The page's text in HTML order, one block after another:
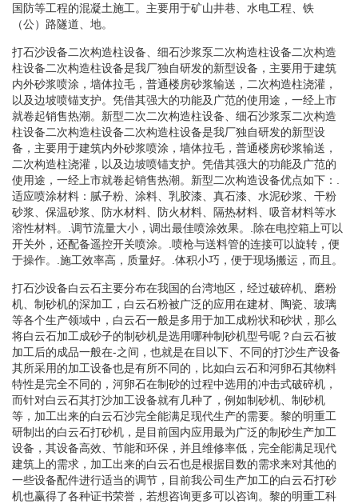
国防等工程的混凝土施工。主要用于矿山井巷、水电工程、铁
（公）路隧道、地。
打石沙设备二次构造柱设备、细石沙浆泵二次构造柱设备二次构造
柱设备二次构造柱设备是我厂独自研发的新型设备，主要用于建筑
内外砂浆喷涂，墙体拉毛，普通楼房砂浆输送，二次构造柱浇灌，
以及边坡喷锚支护。凭借其强大的功能及广范的使用途，一经上市
就卷起销售热潮。新型二次二次构造柱设备、细石沙浆泵二次构造
柱设备二次构造柱设备二次构造柱设备是我厂独自研发的新型设
备，主要用于建筑内外砂浆喷涂，墙体拉毛，普通楼房砂浆输送，
二次构造柱浇灌，以及边坡喷锚支护。凭借其强大的功能及广范的
使用途，一经上市就卷起销售热潮。新型二次构造设备优点如下：.
适应喷涂材料：腻子粉、涂料、乳胶漆、真石漆、水泥砂浆、干粉
砂浆、保温砂浆、防水材料、防火材料、隔热材料、吸音材料等水
溶性材料。.调节流量大小，调出最佳喷涂效果。.除在电控箱上可以
开关外，还配备遥控开关喷涂。.喷枪与送料管的连接可以旋转，便
于操作。.施工效率高，质量好。.体积小巧，便于现场搬运，而且。
打石沙设备白云石主要分布在我国的台湾地区，经过破碎机、磨粉
机、制砂机的深加工，白云石粉被广泛的应用在建材、陶瓷、玻璃
等各个生产领域中，白云石一般是多用于加工成粉状和砂状，那么
将白云石加工成砂子的制砂机是选用哪种制砂机型号呢？白云石被
加工后的成品一般在-之间，也就是在目以下、不同的打沙生产设备
其所采用的加工设备也是有所不同的，比如白云石和河卵石其物料
特性是完全不同的，河卵石在制砂的过程中选用的冲击式破碎机，
而针对白云石其打沙加工设备就有几种了，例如制砂机、制砂机
等，加工出来的白云石沙完全能满足现代生产的需要。黎的明重工
研制出的白云石打砂机，是目前国内应用最为广泛的制砂生产加工
设备，其设备高效、节能和环保，并且维修率低，完全能满足现代
建筑上的需求，加工出来的白云石也是根据目数的需求来对其他的
一些设备配件进行适当的调节，目前我公司生产加工的白云石打砂
机也赢得了各种证书荣誉，若想咨询更多可以咨询。黎的明重工科